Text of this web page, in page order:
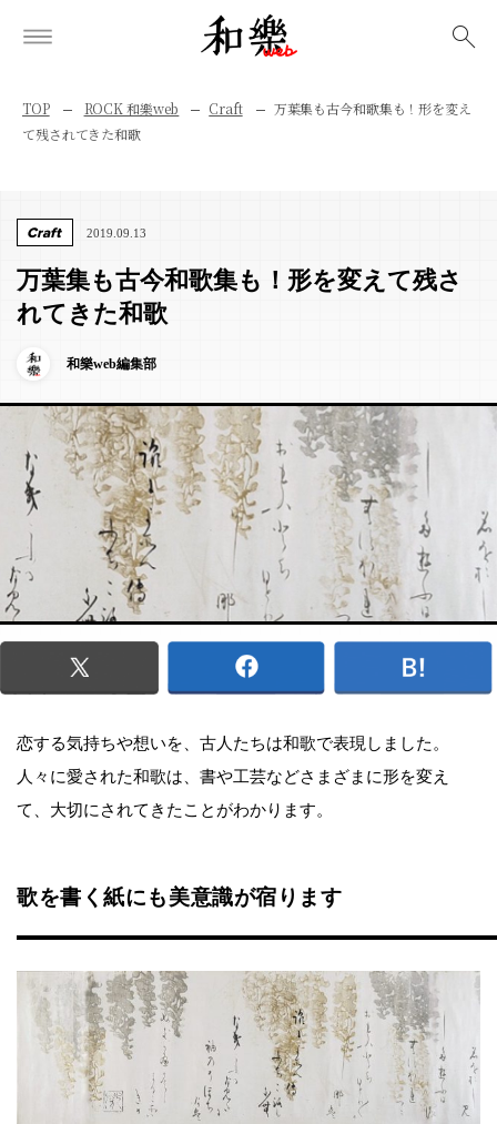
TOP ROCK 和樂web Craft
万葉集も古今和歌集も！形を変え
て残されてきた和歌
Craft 2019.09.13
万葉集も古今和歌集も！形を変えて残さ
れてきた和歌
和樂web編集部
恋する気持ちや想いを、古人たちは和歌で表現しました。
人々に愛された和歌は、書や工芸などさまざまに形を変え
て、大切にされてきたことがわかります。
歌を書く紙にも美意識が宿ります